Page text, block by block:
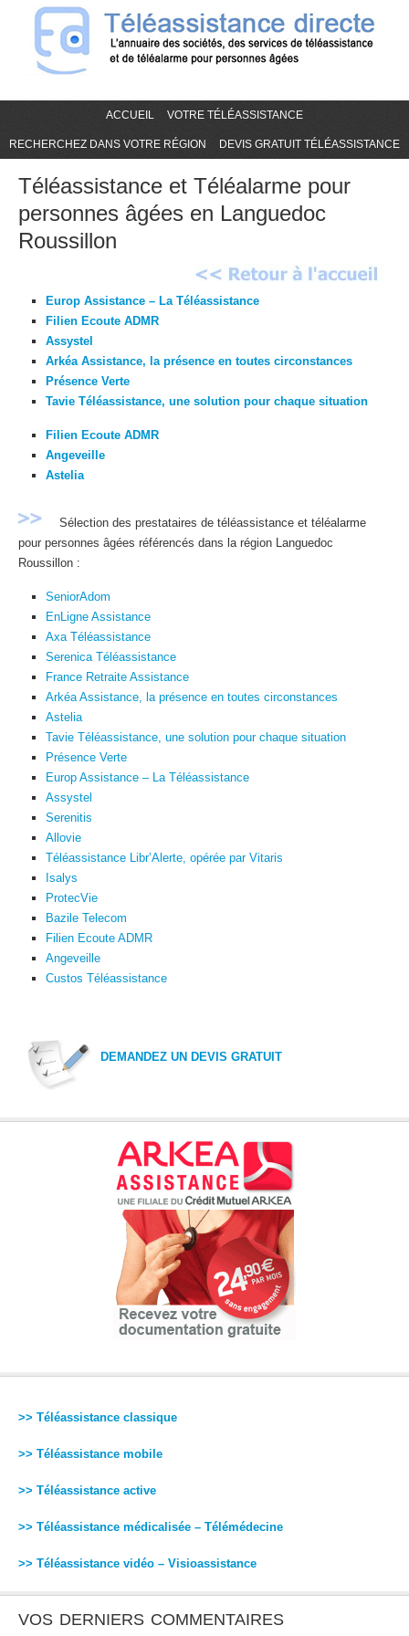
ACCUEIL VOTRE TÉLÉASSISTANCE
RECHERCHEZ DANS VOTRE RÉGION DEVIS GRATUIT TÉLÉASSISTANCE
Téléassistance et Téléalarme pour
personnes âgées en Languedoc
Roussillon
Europ Assistance – La Téléassistance
Filien Ecoute ADMR
Assystel
Arkéa Assistance, la présence en toutes circonstances
Présence Verte
Tavie Téléassistance, une solution pour chaque situation
Filien Ecoute ADMR
Angeveille
Astelia
Sélection des prestataires de téléassistance et téléalarme
pour personnes âgées référencés dans la région Languedoc
Roussillon :
SeniorAdom
EnLigne Assistance
Axa Téléassistance
Serenica Téléassistance
France Retraite Assistance
Arkéa Assistance, la présence en toutes circonstances
Astelia
Tavie Téléassistance, une solution pour chaque situation
Présence Verte
Europ Assistance – La Téléassistance
Assystel
Serenitis
Allovie
Téléassistance Libr’Alerte, opérée par Vitaris
Isalys
ProtecVie
Bazile Telecom
Filien Ecoute ADMR
Angeveille
Custos Téléassistance
DEMANDEZ UN DEVIS GRATUIT
>> Téléassistance classique
>> Téléassistance mobile
>> Téléassistance active
>> Téléassistance médicalisée – Télémédecine
>> Téléassistance vidéo – Visioassistance
VOS DERNIERS COMMENTAIRES